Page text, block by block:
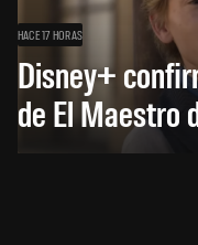
HACE 17 HORAS
Disney+
de El Maestro